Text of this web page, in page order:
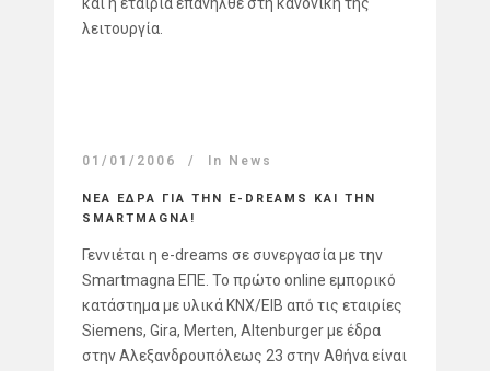
και η εταιρία επανήλθε στη κανονική της
λειτουργία.
01/01/2006 In News
ΝΕΑ ΕΔΡΑ ΓΙΑ ΤΗΝ E-DREAMS ΚΑΙ ΤΗΝ
SMARTMAGNA!
Γεννιέται η e-dreams σε συνεργασία με την
Smartmagna ΕΠΕ. Το πρώτο online εμπορικό
κατάστημα με υλικά KNX/EIB από τις εταιρίες
Siemens, Gira, Merten, Altenburger με έδρα
στην Αλεξανδρουπόλεως 23 στην Αθήνα είναι